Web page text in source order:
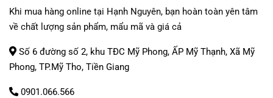
Khi mua hàng online tại Hạnh Nguyên, bạn hoàn toàn yên tâm
về chất lượng sản phẩm, mẩu mã và giá cả
Số 6 đường số 2, khu TĐC Mỹ Phong, ẤP Mỹ Thạnh, Xã Mỹ
Phong, TP.Mỹ Tho, Tiền Giang
0901.066.566